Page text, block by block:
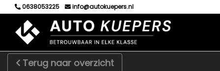
0638053225 info@autokuepers.nl
Terug naar overzicht